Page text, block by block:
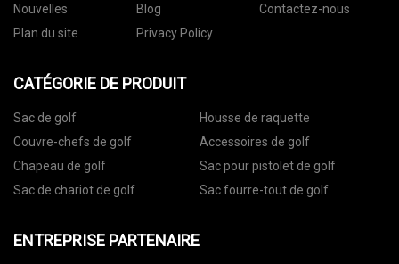
Nouvelles
Blog
Contactez-nous
Plan du site
Privacy Policy
CATÉGORIE DE PRODUIT
Sac de golf
Housse de raquette
Couvre-chefs de golf
Accessoires de golf
Chapeau de golf
Sac pour pistolet de golf
Sac de chariot de golf
Sac fourre-tout de golf
ENTREPRISE PARTENAIRE